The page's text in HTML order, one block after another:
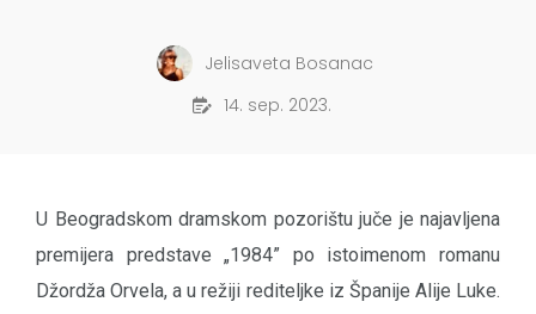
Jelisaveta Bosanac
14. sep. 2023.
U Beogradskom dramskom pozorištu juče je najavljena
premijera predstave „1984” po istoimenom romanu
Džordža Orvela, a u režiji rediteljke iz Španije Alije Luke.